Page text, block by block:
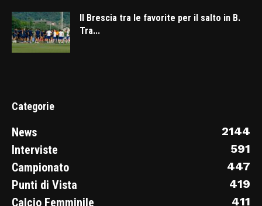
Il Brescia tra le favorite per il salto in B.
Tra...
Categorie
News
2144
Interviste
591
Campionato
447
Punti di Vista
419
Calcio Femminile
411